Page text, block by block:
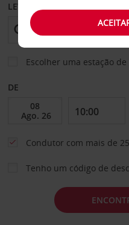
LEVANTAR EM
Escolher uma estação
DE
Condutor com mais de
Tenho um código de